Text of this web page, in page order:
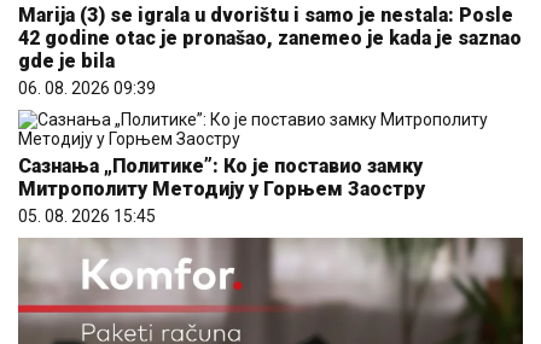
Marija (3) se igrala u dvorištu i samo je nestala: Posle
42 godine otac je pronašao, zanemeo je kada je saznao
gde je bila
06. 08. 2026 09:39
Сазнања „Политике”: Ко је поставио замку
Митрополиту Методију у Горњем Заостру
05. 08. 2026 15:45